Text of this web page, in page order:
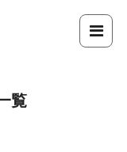
覧